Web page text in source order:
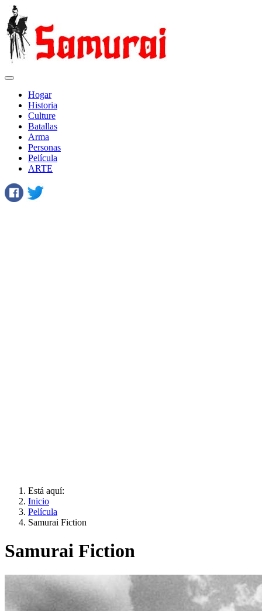
Hogar
Historia
Сulture
Batallas
Arma
Personas
Película
ARTE
Está aquí:
Inicio
Película
Samurai Fiction
Samurai Fiction